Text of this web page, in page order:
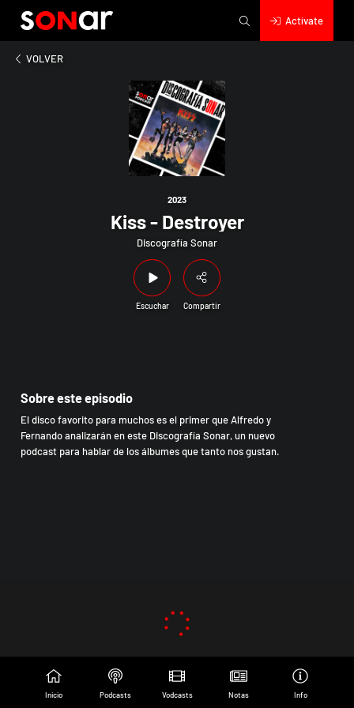
Actívate
VOLVER
2023
Kiss - Destroyer
Discografía Sonar
Escuchar Compartir
2023
Kiss - Destroyer
Sobre este episodio
El disco favorito para muchos es el primer que Alfredo y
Fernando analizarán en este Discografía Sonar, un nuevo
podcast para hablar de los álbumes que tanto nos gustan.
Inicio Podcasts Vodcasts Notas Info